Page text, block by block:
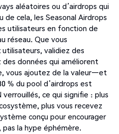
aléatoires ou d’airdrops qui
de cela, les Seasonal Airdrops
utilisateurs en fonction de
réseau. Que vous
validiez des
données qui améliorent
vous ajoutez de la valeur—et
% du pool d’airdrops est
ce qui signifie : plus
plus vous recevez
conçu pour encourager
la hype éphémère.